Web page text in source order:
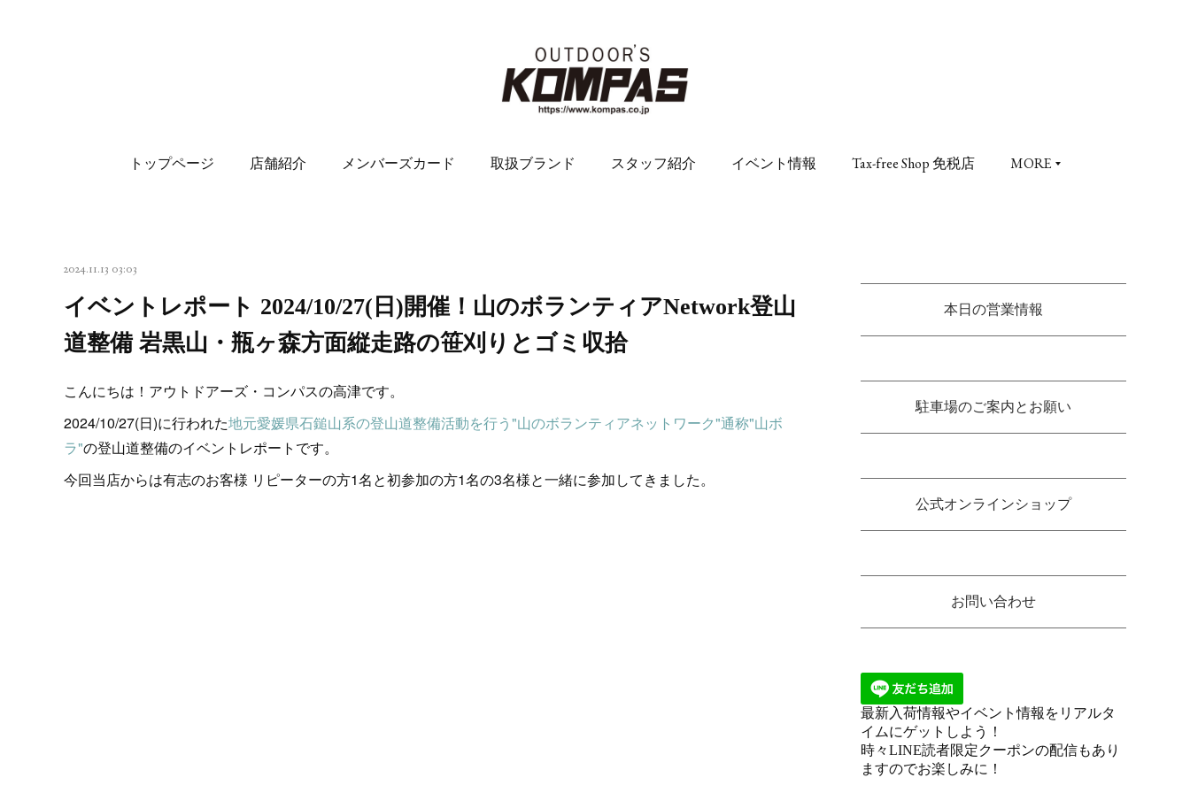
トップページ 店舗紹介 メンバーズカード 取扱ブランド スタッフ紹介 イベント情報 Tax-free Shop 免税店 MORE
2024.11.13 03:03
イベントレポート 2024/10/27(日)開催！山のボランティアNetwork登山
道整備 岩黒山・瓶ヶ森方面縦走路の笹刈りとゴミ収拾
こんにちは！アウトドアーズ・コンパスの高津です。
2024/10/27(日)に行われた地元愛媛県石鎚山系の登山道整備活動を行う"山のボランティアネットワーク"通称"山ボ
ラ"の登山道整備のイベントレポートです。
今回当店からは有志のお客様 リピーターの方1名と初参加の方1名の3名様と一緒に参加してきました。
本日の営業情報
駐車場のご案内とお願い
公式オンラインショップ
お問い合わせ